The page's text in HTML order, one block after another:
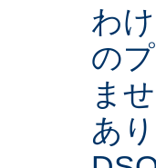
わ
の
ま
あ